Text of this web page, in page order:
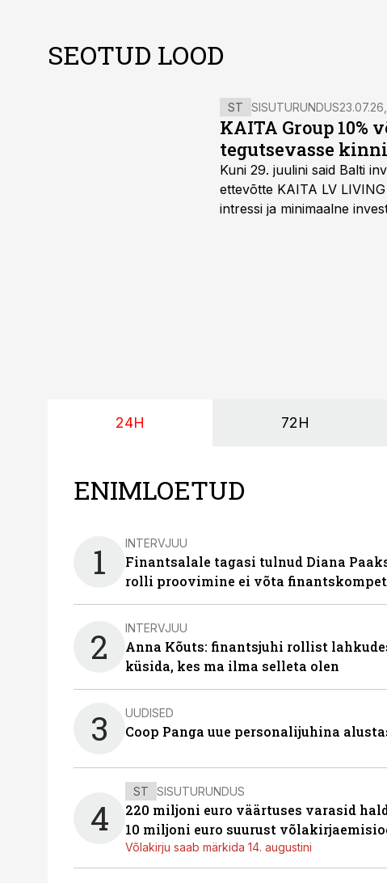
SEOTUD LOOD
ST SISUTURUNDUS
KAITA Group
tegutsevasse
Kuni 29. juulini said Balti
ettevõtte KAITA LV
intressi ja minimaalne
24H 72H
ENIMLOETUD
1 INTERVJUU
Finantsalale tagasi tulnud Diana
rolli proovimine ei võta
2 INTERVJUU
Anna Kõuts: finantsjuhi rollist
küsida, kes ma ilma selleta olen
3 UUDISED
Coop Panga uue personalijuhina
4
ST SISUTURUNDUS
220 miljoni euro väärtuses varasid
10 miljoni euro suurust
Võlakirju saab märkida 14. augustini